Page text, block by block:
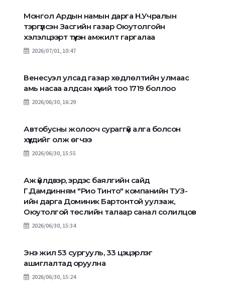
Монгол Ардын намын дарга Н.Учралын
тэргүүлсэн Засгийн газар Оюутолгойн
хэлэлцээрт түүхэн амжилт гаргалаа
2026/07/01, 10:47
Венесуэл улсад газар хөдлөлтийн улмаас
амь насаа алдсан хүний тоо 1719 боллоо
2026/06/30, 16:29
Автобусны жолооч сураггүй алга болсон
хүүхдийг олж өгчээ
2026/06/30, 15:55
Аж үйлдвэр, эрдэс баялгийн сайд
Г.Дамдинням "Рио Тинто" компанийн ТУЗ-
ийн дарга Доминик Бартонтой уулзаж,
Оюутолгой төслийн талаар санал солилцов
2026/06/30, 15:34
Энэ жил 53 сургууль, 33 цэцэрлэг
ашиглалтад оруулна
2026/06/30, 15:24